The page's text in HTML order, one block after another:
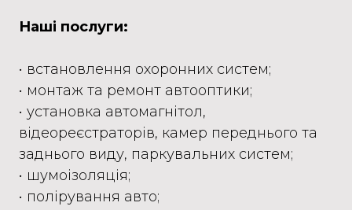
Наші послуги:
• встановлення охоронних систем;
• монтаж та ремонт автооптики;
• установка автомагнітол,
відеореєстраторів, камер переднього та
заднього виду, паркувальних систем;
• шумоізоляція;
• полірування авто;